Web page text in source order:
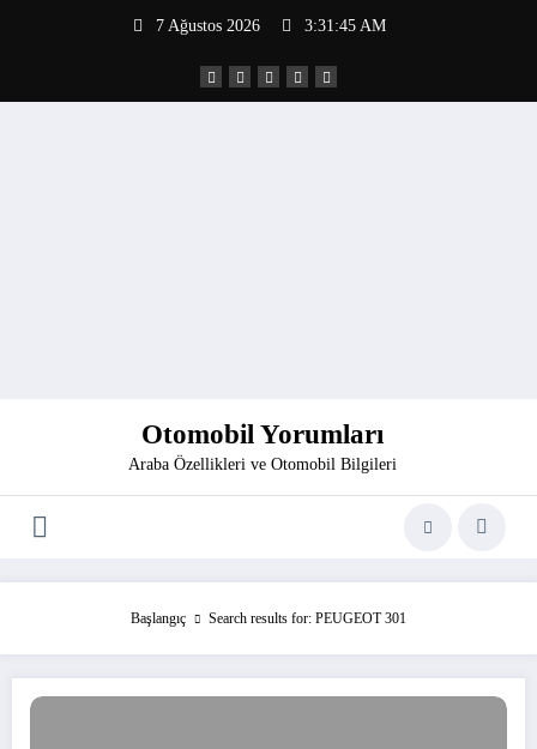
7 Ağustos 2026 3:31:45 AM
Otomobil Yorumları
Araba Özellikleri ve Otomobil Bilgileri
Başlangıç Search results for: PEUGEOT 301